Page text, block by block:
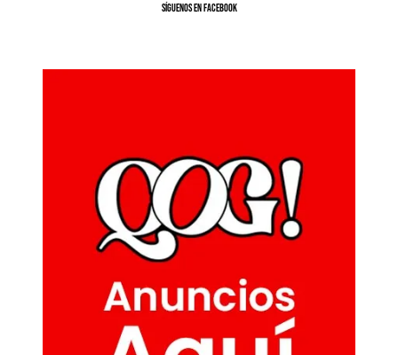
SíGUENOS EN FACEBOOK